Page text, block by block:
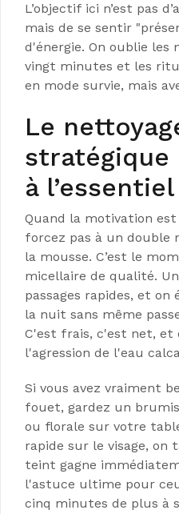
L’objectif ici n’est pas
mais de se sentir
d'énergie. On oublie les
vingt minutes et les
en mode survie, mais
Le
stratégique
à l’essentiel
Quand la motivation
forcez pas à un double
la mousse. C’est le
micellaire de qualité.
passages rapides, et
la nuit sans même
C'est frais, c'est net, et
l'agression de l'eau
Si vous avez vraiment
fouet, gardez un
ou florale sur votre
rapide sur le visage, on
teint gagne
l'astuce ultime pour
cinq minutes de plus à